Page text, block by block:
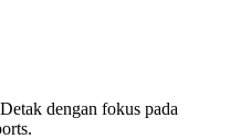
dengan fokus pada